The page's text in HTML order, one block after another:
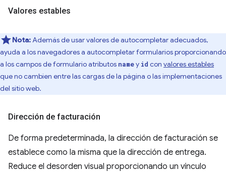
Valores estables
Nota:Además de usar valores de autocompletar adecuados,
ayuda a los navegadores a autocompletar formularios proporcionando
a los campos de formulario atributos namey id con valores estables
que no cambien entre las cargas de la página o las implementaciones
del sitio web.
Dirección de facturación
De forma predeterminada, la dirección de facturación se
establece como la misma que la dirección de entrega.
Reduce el desorden visual proporcionando un vínculo